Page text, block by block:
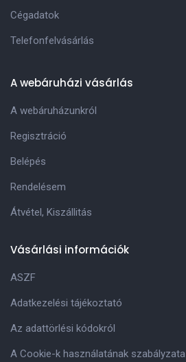
Cégadatok
Telefonfelvásárlás
A webáruházi vásárlás
A webáruházunkról
Regisztráció
Belépés
Rendelésem
Átvétel, Kiszállitás
Vásárlási információk
ASZF
Adatkezelési tájékoztató
Az adattörlési kódokról
A Cookie-k használatának szabályzata